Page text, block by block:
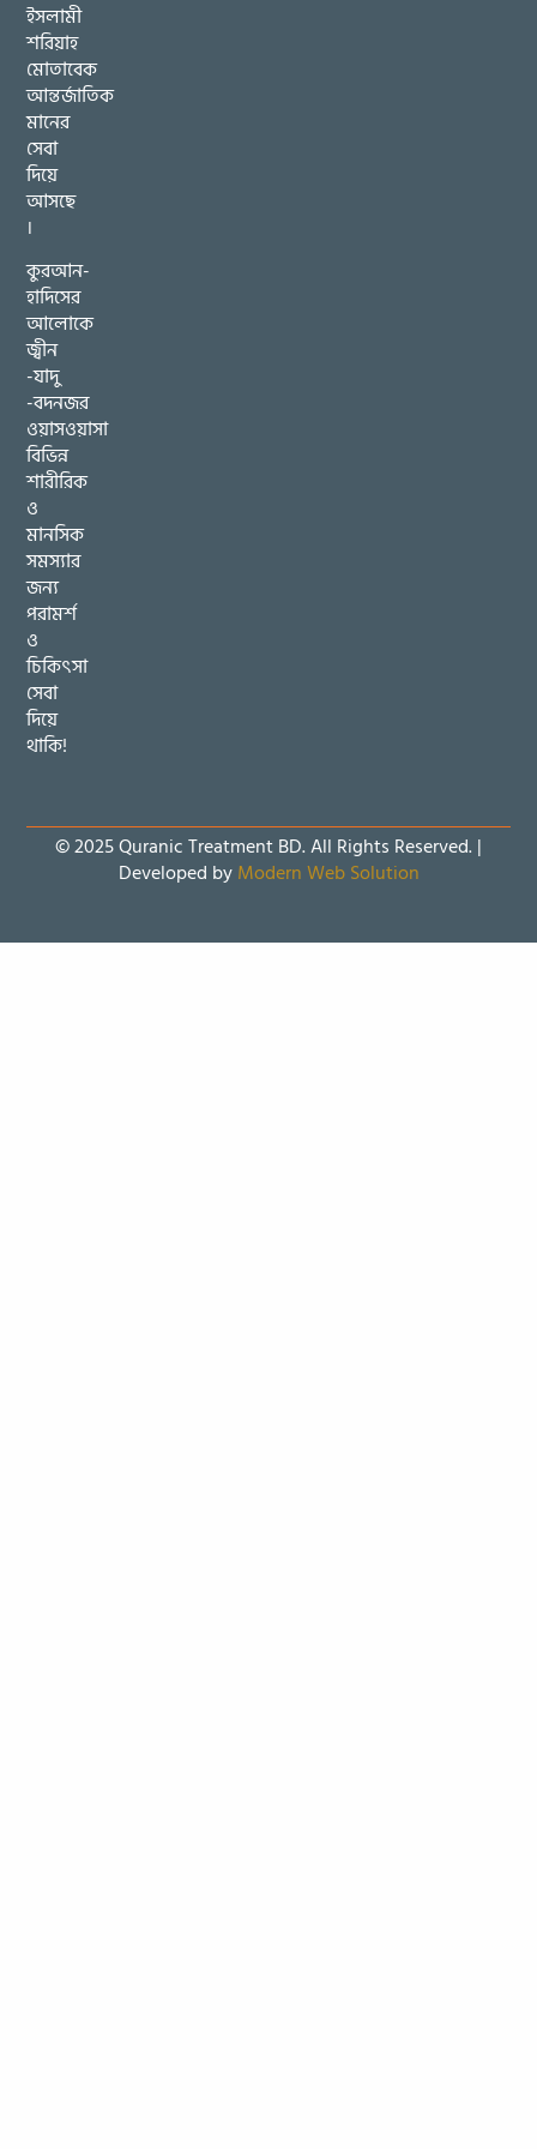
ইসলামী
শরিয়াহ
মোতাবেক
আন্তর্জাতিক
মানের
সেবা
দিয়ে
আসছে
।
কুরআন-
হাদিসের
আলোকে
জ্বীন
-যাদু
-বদনজর
ওয়াসওয়াসা
বিভিন্ন
শারীরিক
ও
মানসিক
সমস্যার
জন্য
পরামর্শ
ও
চিকিৎসা
সেবা
দিয়ে
থাকি!
© 2025 Quranic Treatment BD. All Rights Reserved. |
Developed byModern Web Solution